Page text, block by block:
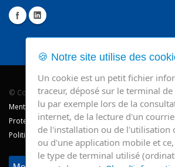
© Copyright 2026 - CHR Verviers.
Mentions légales
Protection des données
Politique de cookie
🍪 Notre site utilise des
Un cookie est un petit fichier
traceur, déposé sur le terminal de
lu par exemple lors de la
internet, de la lecture d'un
de l'installation ou de l'utilisation
ou d'une application mobile et
le type de terminal utilisé